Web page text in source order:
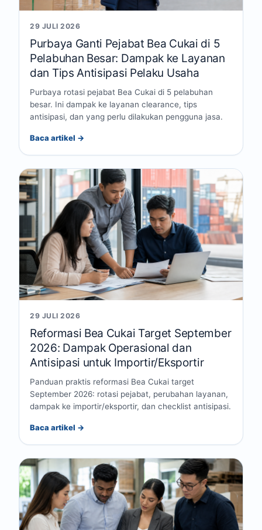
29 JULI 2026
Purbaya Ganti Pejabat Bea Cukai di 5
Pelabuhan Besar: Dampak ke Layanan
dan Tips Antisipasi Pelaku Usaha
Purbaya rotasi pejabat Bea Cukai di 5 pelabuhan
besar. Ini dampak ke layanan clearance, tips
antisipasi, dan yang perlu dilakukan pengguna jasa.
Baca artikel →
29 JULI 2026
Reformasi Bea Cukai Target September
2026: Dampak Operasional dan
Antisipasi untuk Importir/Eksportir
Panduan praktis reformasi Bea Cukai target
September 2026: rotasi pejabat, perubahan layanan,
dampak ke importir/eksportir, dan checklist antisipasi.
Baca artikel →